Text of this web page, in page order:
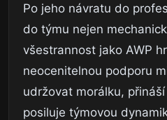
Po jeho návratu do
do týmu nejen
všestrannost jako AWP
neocenitelnou podporu
udržovat morálku,
posiluje týmovou